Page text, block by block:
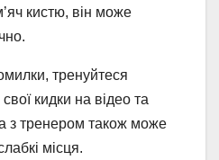
кистю, він може
тренуйтеся
кидки на відео та
з тренером також може
місця.